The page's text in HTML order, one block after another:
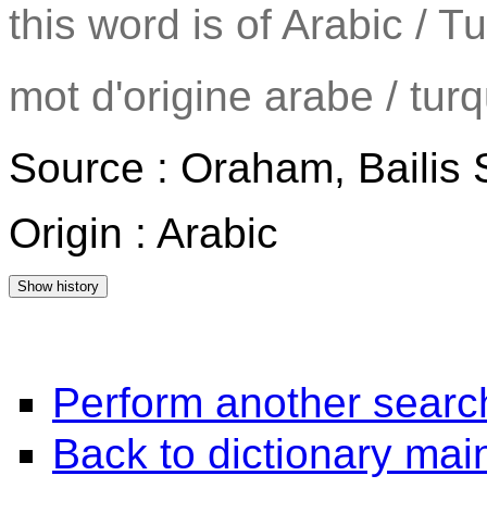
this word is of Arabic /
mot d'origine arabe /
Source : Oraham, Bailis
Origin : Arabic
Perform another
Back to dictionary